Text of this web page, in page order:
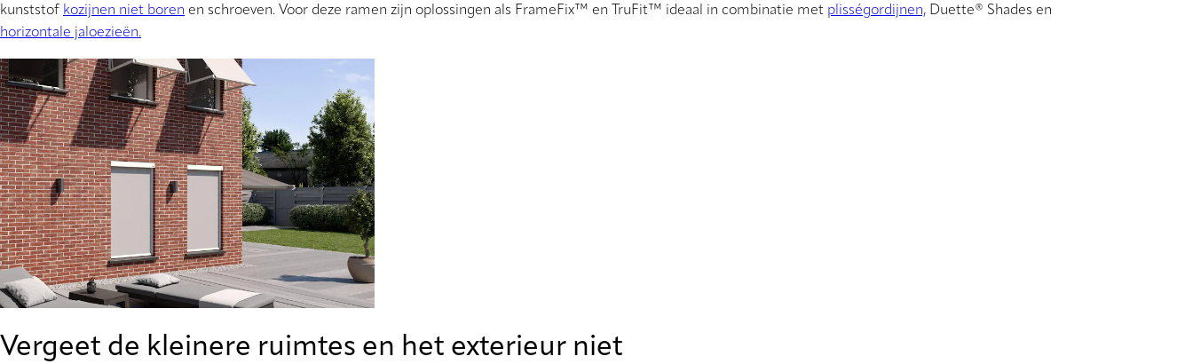
kunststof kozijnen niet boren en schroeven. Voor deze ramen zijn oplossingen als FrameFix™ en TruFit™ ideaal in combinatie met plisségordijnen, Duette® Shades en
horizontale jaloezieën.
Vergeet de kleinere ruimtes en het exterieur niet